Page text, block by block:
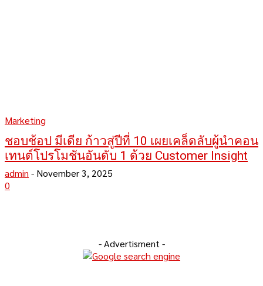
Marketing
ชอบช้อป มีเดีย ก้าวสู่ปีที่ 10 เผยเคล็ดลับผู้นำคอน
เทนต์โปรโมชันอันดับ 1 ด้วย Customer Insight
admin - November 3, 2025
0
- Advertisment -